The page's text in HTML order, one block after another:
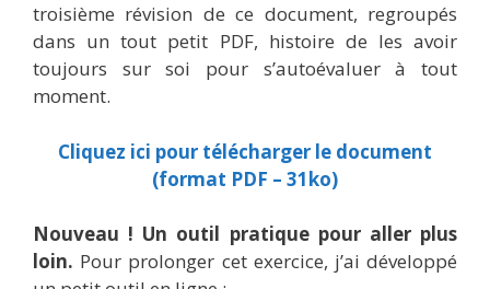
troisième révision de ce document, regroupés
dans un tout petit PDF, histoire de les avoir
toujours sur soi pour s’autoévaluer à tout
moment.
Cliquez ici pour télécharger le document
(format PDF – 31ko)
Nouveau ! Un outil pratique pour aller plus
loin. Pour prolonger cet exercice, j’ai développé